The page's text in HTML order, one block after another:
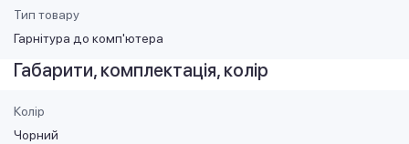
Тип товару
Гарнітура до комп'ютера
Габарити, комплектація, колір
Колір
Чорний